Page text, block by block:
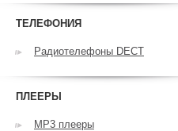
ТЕЛЕФОНИЯ
Радиотелефоны DECT
ПЛЕЕРЫ
MP3 плееры